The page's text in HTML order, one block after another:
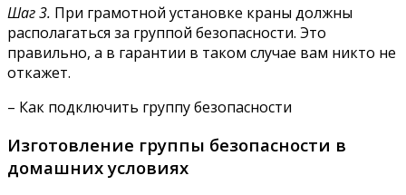
Шаг 3. При грамотной установке краны должны
располагаться за группой безопасности. Это
правильно, а в гарантии в таком случае вам никто не
откажет.
– Как подключить группу безопасности
Изготовление группы безопасности в
домашних условиях